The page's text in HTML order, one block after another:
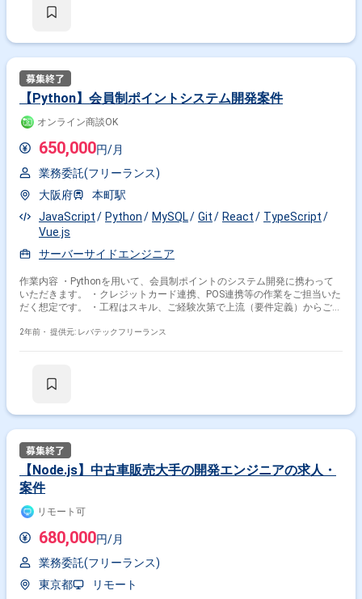
【Python】会員制ポイントシステム開発案件
オンライン商談OK
650,000円/月
業務委託(フリーランス)
大阪府
本町駅
JavaScript
Python MySQL Git React
TypeScript
Vue.js
サーバーサイドエンジニア
作業内容 ・Pythonを用いて、会員制ポイントのシステム開発に携わって
いただきます。 ・クレジットカード連携、POS連携等の作業をご担当いた
だく想定です。 ・工程はスキル、ご経験次第で上流（要件定義）からご担
2年前・ 提供元: レバテックフリーランス
【Node.js】中古車販売大手の開発エンジニアの求人・
案件
リモート可
680,000円/月
業務委託(フリーランス)
東京都
リモート